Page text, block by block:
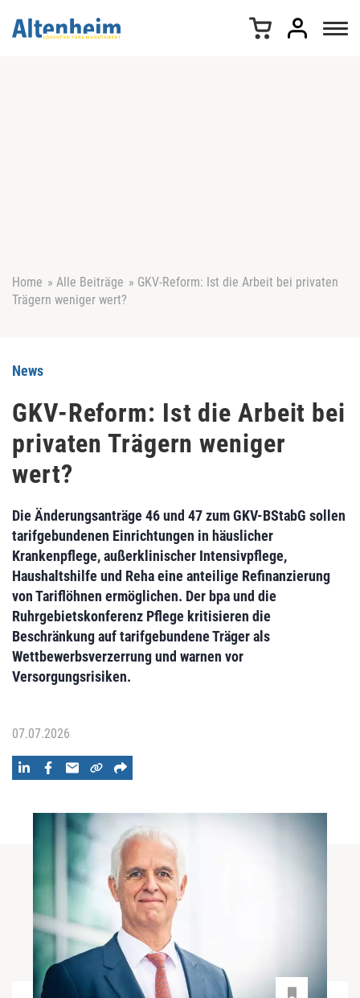
Home » Alle Beiträge » GKV-Reform: Ist die Arbeit bei privaten
Trägern weniger wert?
News
GKV-Reform: Ist die Arbeit bei
privaten Trägern weniger
wert?
Die Änderungsanträge 46 und 47 zum GKV-BStabG sollen
tarifgebundenen Einrichtungen in häuslicher
Krankenpflege, außerklinischer Intensivpflege,
Haushaltshilfe und Reha eine anteilige Refinanzierung
von Tariflöhnen ermöglichen. Der bpa und die
Ruhrgebietskonferenz Pflege kritisieren die
Beschränkung auf tarifgebundene Träger als
Wettbewerbsverzerrung und warnen vor
Versorgungsrisiken.
07.07.2026